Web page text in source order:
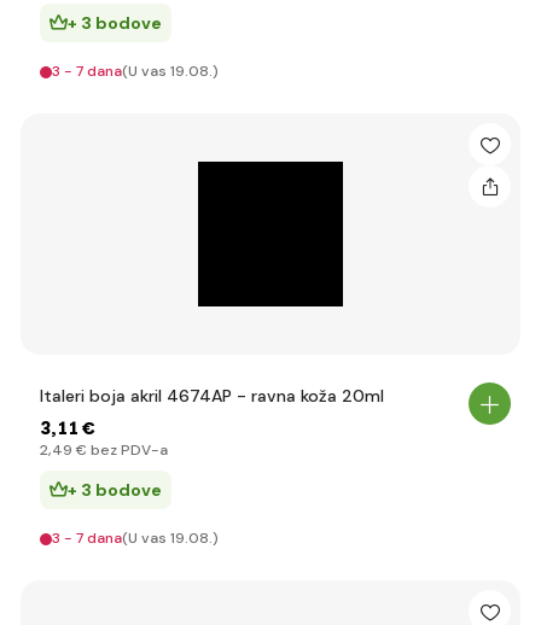
+ 3 bodove
3 - 7 dana(U vas 19.08.)
Italeri boja akril 4674AP - ravna koža 20ml
3,11 €
2,49 € bez PDV-a
+ 3 bodove
3 - 7 dana(U vas 19.08.)